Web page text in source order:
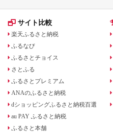
サイト比較
楽天ふるさと納税
ふるなび
ふるさとチョイス
さとふる
ふるさとプレミアム
ANAのふるさと納税
dショッピングふるさと納税百選
au PAY ふるさと納税
ふるさと本舗